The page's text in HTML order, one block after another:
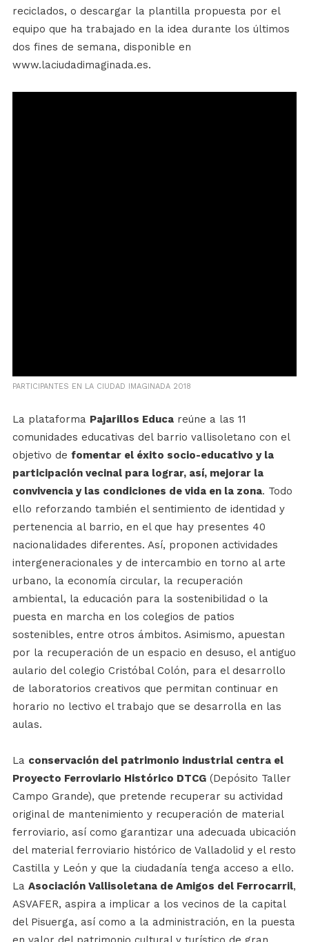
reciclados, o descargar la plantilla propuesta por el
equipo que ha trabajado en la idea durante los últimos
dos fines de semana, disponible en
www.laciudadimaginada.es.
PARTICIPANTES EN LA CIUDAD IMAGINADA 2018
La plataforma Pajarillos Educareúne a las 11
comunidades educativas del barrio vallisoletano con el
objetivo de fomentar el éxito socio-educativo y la
participación vecinal para lograr, así, mejorar la
convivencia y las condiciones de vida en la zona. Todo
ello reforzando también el sentimiento de identidad y
pertenencia al barrio, en el que hay presentes 40
nacionalidades diferentes. Así, proponen actividades
intergeneracionales y de intercambio en torno al arte
urbano, la economía circular, la recuperación
ambiental, la educación para la sostenibilidad o la
puesta en marcha en los colegios de patios
sostenibles, entre otros ámbitos. Asimismo, apuestan
por la recuperación de un espacio en desuso, el antiguo
aulario del colegio Cristóbal Colón, para el desarrollo
de laboratorios creativos que permitan continuar en
horario no lectivo el trabajo que se desarrolla en las
aulas.
La conservación del patrimonio industrial centra el
Proyecto Ferroviario Histórico DTCG(Depósito Taller
Campo Grande), que pretende recuperar su actividad
original de mantenimiento y recuperación de material
ferroviario, así como garantizar una adecuada ubicación
del material ferroviario histórico de Valladolid y el resto
Castilla y León y que la ciudadanía tenga acceso a ello.
La Asociación Vallisoletana de Amigos del Ferrocarril,
ASVAFER, aspira a implicar a los vecinos de la capital
del Pisuerga, así como a la administración, en la puesta